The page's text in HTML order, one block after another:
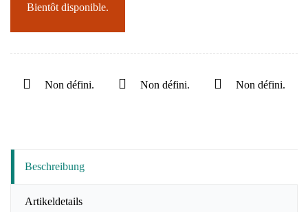
Bientôt disponible.
Non défini. Non défini. Non défini.
Beschreibung
Artikeldetails